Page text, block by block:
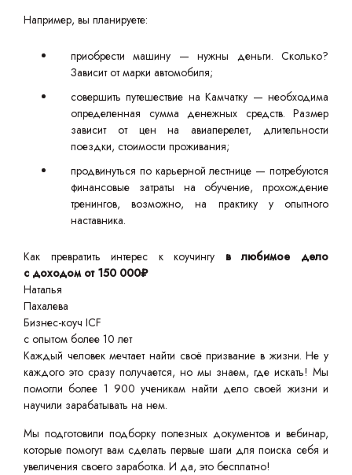
Например, вы планируете:
приобрести машину — нужны деньги. Сколько?
Зависит от марки автомобиля;
совершить путешествие на Камчатку — необходима
определенная сумма денежных средств. Размер
зависит от цен на авиаперелет, длительности
поездки, стоимости проживания;
продвинуться по карьерной лестнице — потребуются
финансовые затраты на обучение, прохождение
тренингов, возможно, на практику у опытного
наставника.
Как превратить интерес к коучингу в любимое дело
с доходом от 150 000₽
Наталья
Пахалева
Бизнес-коуч ICF
с опытом более 10 лет
Каждый человек мечтает найти своё призвание в жизни. Не у
каждого это сразу получается, но мы знаем, где искать! Мы
помогли более 1 900 ученикам найти дело своей жизни и
научили зарабатывать на нем.
Мы подготовили подборку полезных документов и вебинар,
которые помогут вам сделать первые шаги для поиска себя и
увеличения своего заработка. И да, это бесплатно!